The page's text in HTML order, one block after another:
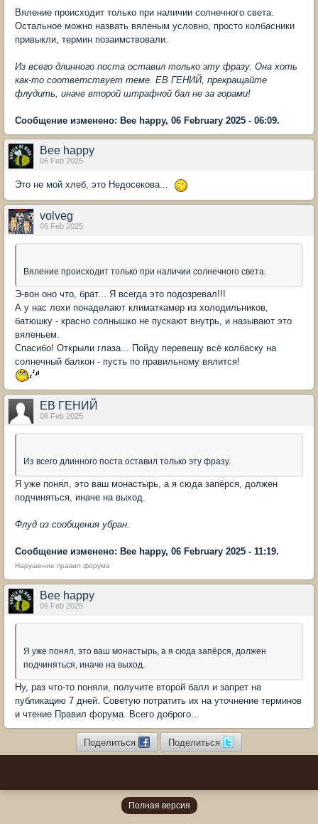
Вяление происходит только при наличии солнечного света.
Остальное можно назвать вяленым условно, просто колбасники
привыкли, термин позаимствовали.
Из всего длинного поста оставил только эту фразу. Она хоть
как-то соответствует теме. ЕВ ГЕНИЙ, прекращайте
флудить, иначе второй штрафной бал не за горами!
Сообщение изменено: Bee happy, 06 February 2025 - 06:09.
Bee happy
06 Feb 2025
Это не мой хлеб, это Недосекова...
volveg
06 Feb 2025
Вяление происходит только при наличии солнечного света.
Э-вон оно что, брат... Я всегда это подозревал!!!
А у нас лохи понаделают климаткамер из холодильников,
батюшку - красно солнышко не пускают внутрь, и называют это
вяленьем.
Спасибо! Открыли глаза... Пойду перевешу всё колбаску на
солнечный балкон - пусть по правильному вялится!
ЕВ ГЕНИЙ
06 Feb 2025
Из всего длинного поста оставил только эту фразу.
Я уже понял, это ваш монастырь, а я сюда запёрся, должен
подчиняться, иначе на выход.
Флуд из сообщения убран.
Сообщение изменено: Bee happy, 06 February 2025 - 11:19.
Нарушение правил форума
Bee happy
06 Feb 2025
Я уже понял, это ваш монастырь, а я сюда запёрся, должен
подчиняться, иначе на выход.
Ну, раз что-то поняли, получите второй балл и запрет на
публикацию 7 дней. Советую потратить их на уточнение терминов
и чтение Правил форума. Всего доброго...
Поделиться Поделиться
Полная версия